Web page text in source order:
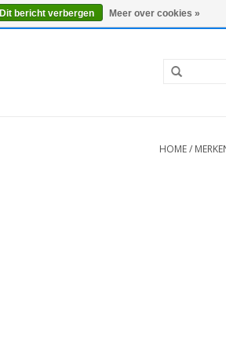
0 Artikelen - €0,00 Mijn
HOME/
Dit bericht verbergen Meer over cookies »